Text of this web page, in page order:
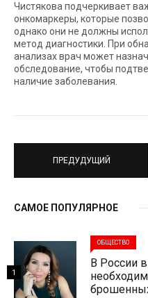
Чистякова подчеркивает
онкомаркеры, которые
однако они не должны
метод диагностики. При
анализах врач может
обследование, чтобы
наличие заболевания.
ПРЕДУДУЩИЙ
САМОЕ ПОПУЛЯРНОЕ
ОБЩЕСТВО
В России
1